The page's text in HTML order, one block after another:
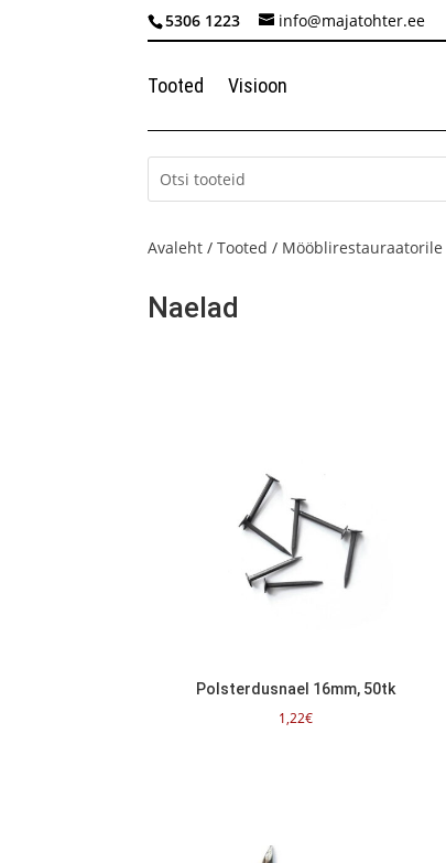
5306 1223 info@majatohter.ee
Tooted Visioon
Avaleht /Tooted / Mööblirestauraatorile
Naelad
Polsterdusnael 16mm, 50tk
1,22€